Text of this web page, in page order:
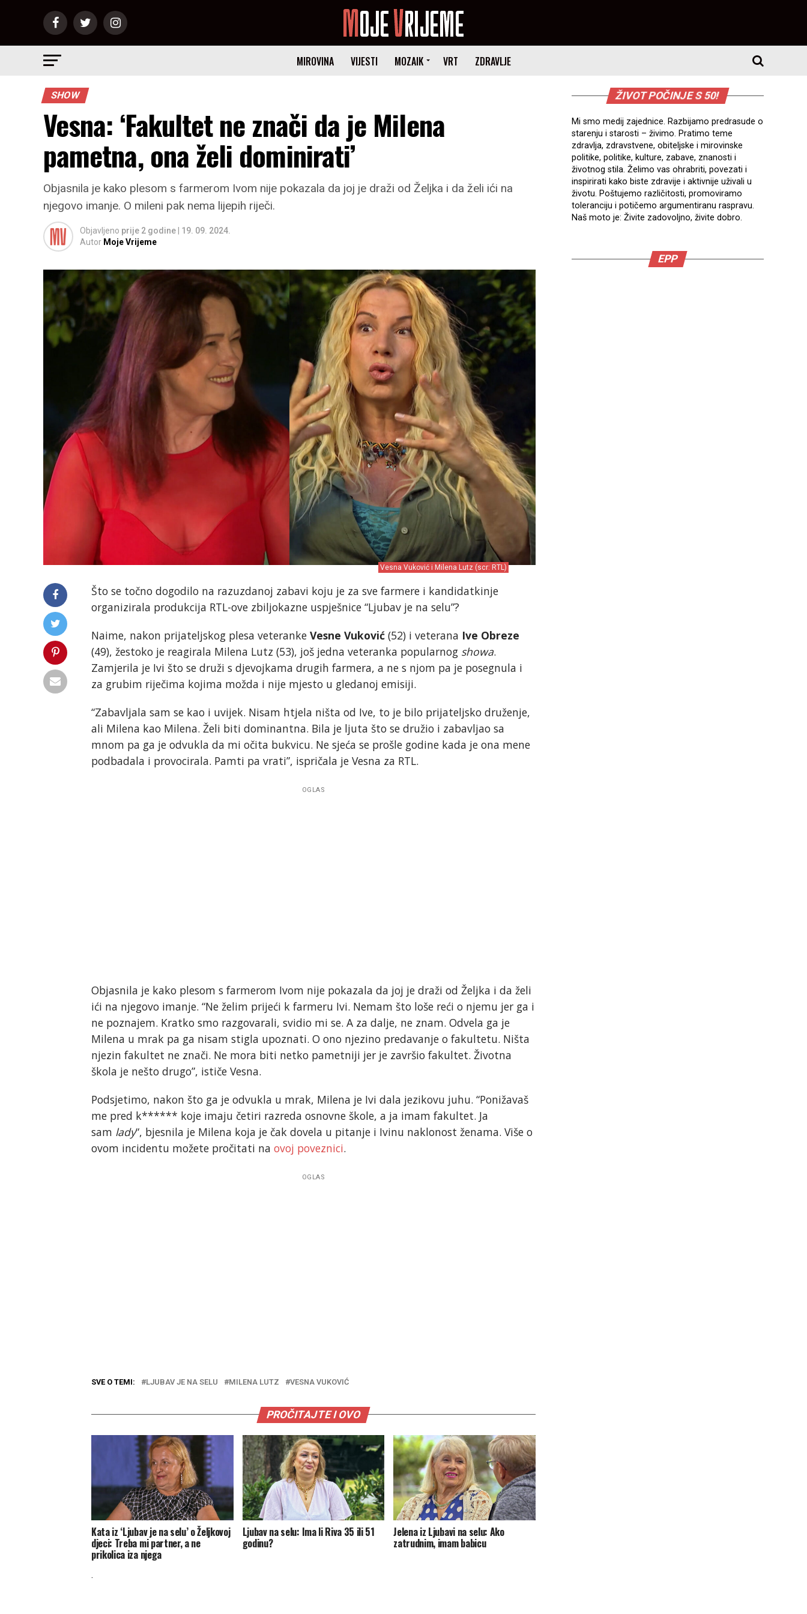
MIROVINA VIJESTI MOZAIK VRT ZDRAVLJE
SHOW
Vesna: ‘Fakultet ne znači da je Milena
pametna, ona želi dominirati’
Objasnila je kako plesom s farmerom Ivom nije pokazala da joj je draži od Željka i da želi ići na
njegovo imanje. O mileni pak nema lijepih riječi.
Objavljeno prije 2 godine
19. 09. 2024.
Autor Moje Vrijeme
Vesna Vuković i Milena Lutz (scr: RTL)
Što se točno dogodilo na razuzdanoj zabavi koju je za sve farmere i kandidatkinje
organizirala produkcija RTL-ove zbiljokazne uspješnice “Ljubav je na selu”?
Naime, nakon prijateljskog plesa veteranke Vesne Vuković (52) i veterana Ive Obreze
(49), žestoko je reagirala Milena Lutz (53), još jedna veteranka popularnog showa.
Zamjerila je Ivi što se druži s djevojkama drugih farmera, a ne s njom pa je posegnula i
za grubim riječima kojima možda i nije mjesto u gledanoj emisiji.
“Zabavljala sam se kao i uvijek. Nisam htjela ništa od Ive, to je bilo prijateljsko druženje,
ali Milena kao Milena. Želi biti dominantna. Bila je ljuta što se družio i zabavljao sa
mnom pa ga je odvukla da mi očita bukvicu. Ne sjeća se prošle godine kada je ona mene
podbadala i provocirala. Pamti pa vrati”, ispričala je Vesna za RTL.
OGLAS
Objasnila je kako plesom s farmerom Ivom nije pokazala da joj je draži od Željka i da želi
ići na njegovo imanje. “Ne želim prijeći k farmeru Ivi. Nemam što loše reći o njemu jer ga i
ne poznajem. Kratko smo razgovarali, svidio mi se. A za dalje, ne znam. Odvela ga je
Milena u mrak pa ga nisam stigla upoznati. O ono njezino predavanje o fakultetu. Ništa
njezin fakultet ne znači. Ne mora biti netko pametniji jer je završio fakultet. Životna
škola je nešto drugo”, ističe Vesna.
Podsjetimo, nakon što ga je odvukla u mrak, Milena je Ivi dala jezikovu juhu. “Ponižavaš
me pred k****** koje imaju četiri razreda osnovne škole, a ja imam fakultet. Ja
sam lady“, bjesnila je Milena koja je čak dovela u pitanje i Ivinu naklonost ženama. Više o
ovom incidentu možete pročitati na ovoj poveznici.
OGLAS
SVE O TEMI: LJUBAV JE NA SELU MILENA LUTZ VESNA VUKOVIĆ
PROČITAJTE I OVO
Kata iz ‘Ljubav je na selu’ o Željkovoj
djeci: Treba mi partner, a ne
prikolica iza njega
Ljubav na selu: Ima li Riva 35 ili 51
godinu?
Jelena iz Ljubavi na selu: Ako
zatrudnim, imam babicu
.
ŽIVOT POČINJE S 50!
Mi smo medij zajednice. Razbijamo predrasude o
starenju i starosti – živimo. Pratimo teme
zdravlja, zdravstvene, obiteljske i mirovinske
politike, politike, kulture, zabave, znanosti i
životnog stila. Želimo vas ohrabriti, povezati i
inspirirati kako biste zdravije i aktivnije uživali u
životu. Poštujemo različitosti, promoviramo
toleranciju i potičemo argumentiranu raspravu.
Naš moto je: Živite zadovoljno, živite dobro.
EPP